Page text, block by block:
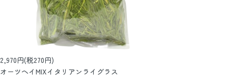
2,970円(税270円)
オーツヘイMIXイタリアンライグラス